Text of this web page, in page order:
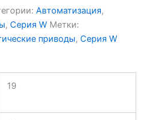
Автоматизация,
, Серия W Метки:
приводы, Серия W
19